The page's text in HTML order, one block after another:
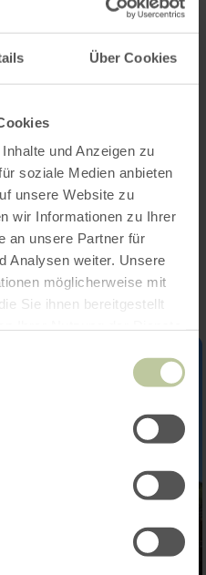
Über Cookies
und Anzeigen zu
soziale Medien anbieten
unsere Website zu
wir Informationen zu Ihrer
an unsere Partner für
Analysen weiter. Unsere
möglicherweise mit
Sie ihnen bereitgestellt